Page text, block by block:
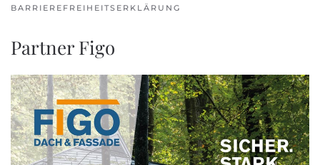
BARRIEREFREIHEITSERKLÄRUNG
Partner Figo